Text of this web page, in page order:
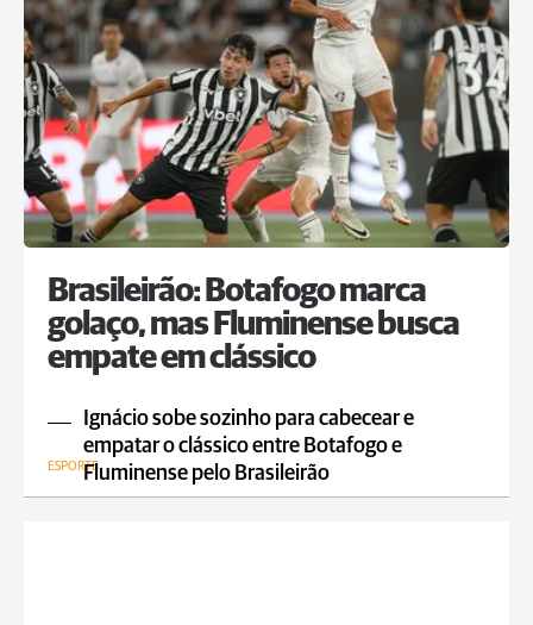
Brasileirão: Botafogo marca
golaço, mas Fluminense busca
empate em clássico
Ignácio sobe sozinho para cabecear e
empatar o clássico entre Botafogo e
Fluminense pelo Brasileirão
ESPORTE